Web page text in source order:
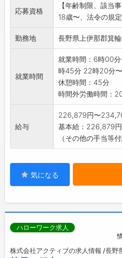
応募資格
【年齢制限、該当事
18歳〜、法令の規
勤務地 長野県上伊那郡箕
就業時間
就業時間：6時00
時45分 22時20分
休憩時間：45分
時間外労働時間：
給与
226,879円〜
基本給：226,879
（その他の手当等
気になる
ハローワーク求人
株式会社アクティブの求人情報 /長野